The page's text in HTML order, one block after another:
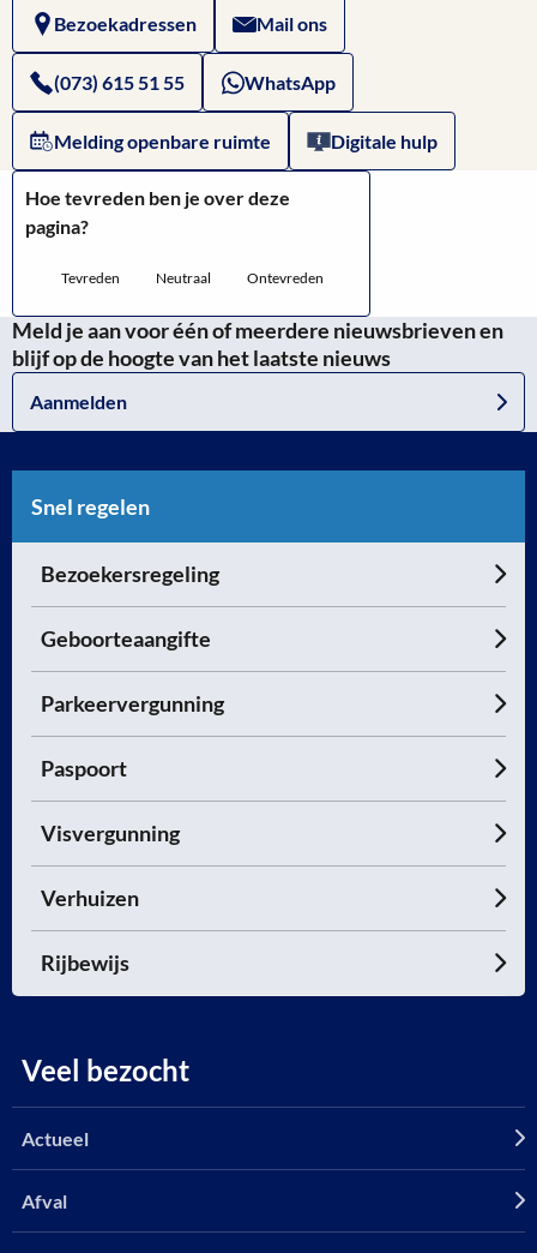
Bezoekadressen Mail ons
(073) 615 51 55 WhatsApp
Melding openbare ruimte Digitale hulp
Hoe tevreden ben je over deze
pagina?
Tevreden Neutraal Ontevreden
Meld je aan voor één of meerdere nieuwsbrieven en
blijf op de hoogte van het laatste nieuws
Aanmelden
Snel regelen
Bezoekersregeling
Geboorteaangifte
Parkeervergunning
Paspoort
Visvergunning
Verhuizen
Rijbewijs
Veel bezocht
Actueel
Afval